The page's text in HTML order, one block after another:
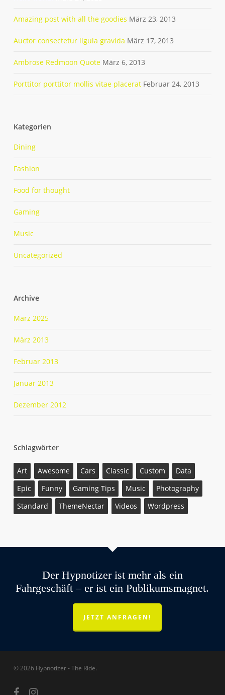
Amazing post with all the goodies März 23, 2013
Auctor consectetur ligula gravida März 17, 2013
Ambrose Redmoon Quote März 6, 2013
Porttitor porttitor mollis vitae placerat Februar 24, 2013
Kategorien
Dining
Fashion
Food for thought
Gaming
Music
Uncategorized
Archive
März 2025
März 2013
Februar 2013
Januar 2013
Dezember 2012
Schlagwörter
Art Awesome Cars Classic Custom
Data
Epic
Funny Gaming Tips Music
Photography
Standard
ThemeNectar Videos Wordpress
Der Hypnotizer ist mehr als ein
Fahrgeschäft – er ist ein Publikumsmagnet.
JETZT ANFRAGEN!
© 2026 Hypnotizer - The Ride.
facebookinstagram